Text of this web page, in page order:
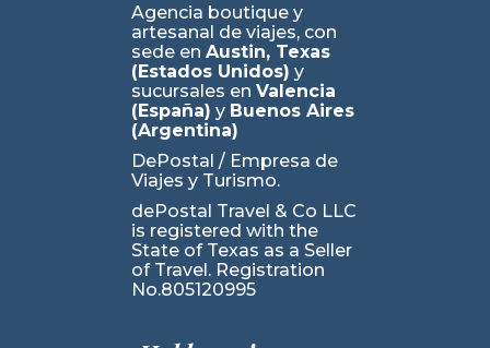
Agencia boutique y
artesanal de viajes, con
sede en Austin, Texas
(Estados Unidos) y
sucursales en Valencia
(España) y Buenos Aires
(Argentina)
DePostal / Empresa de
Viajes y Turismo.
dePostal Travel & Co LLC
is registered with the
State of Texas as a Seller
of Travel. Registration
No.805120995